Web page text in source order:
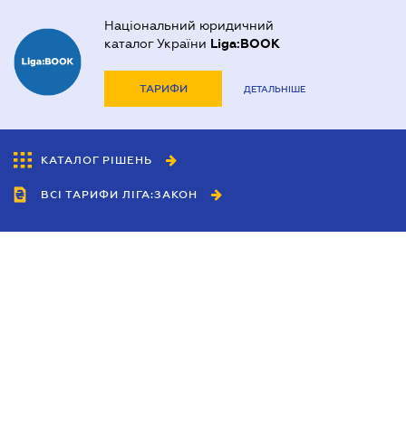
Національний юридичний
каталог України Liga:BOOK
ТАРИФИ ДЕТАЛЬНІШЕ
КАТАЛОГ РІШЕНЬ
ВСІ ТАРИФИ ЛІГА:ЗАКОН